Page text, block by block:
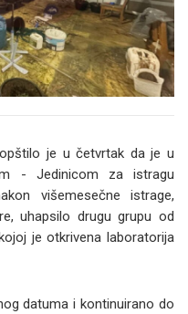
je u četvrtak da je u
- Jedinicom za istragu
višemesečne istrage,
uhapsilo drugu grupu od
je otkrivena laboratorija
datuma i kontinuirano do